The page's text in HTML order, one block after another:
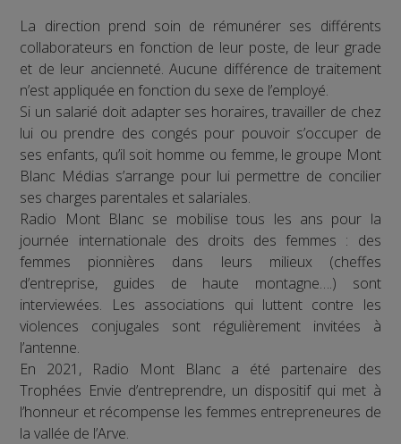
La direction prend soin de rémunérer ses différents
collaborateurs en fonction de leur poste, de leur grade
et de leur ancienneté. Aucune différence de traitement
n’est appliquée en fonction du sexe de l’employé.
Si un salarié doit adapter ses horaires, travailler de chez
lui ou prendre des congés pour pouvoir s’occuper de
ses enfants, qu’il soit homme ou femme, le groupe Mont
Blanc Médias s’arrange pour lui permettre de concilier
ses charges parentales et salariales.
Radio Mont Blanc se mobilise tous les ans pour la
journée internationale des droits des femmes : des
femmes pionnières dans leurs milieux (cheffes
d’entreprise, guides de haute montagne….) sont
interviewées. Les associations qui luttent contre les
violences conjugales sont régulièrement invitées à
l’antenne.
En 2021, Radio Mont Blanc a été partenaire des
Trophées Envie d’entreprendre, un dispositif qui met à
l’honneur et récompense les femmes entrepreneures de
la vallée de l’Arve.